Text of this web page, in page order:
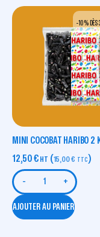
-10 % DÈS
MINI COCOBAT HARIBO 2
12,50€ HT (15,00€ TTC)
- +
AJOUTER AU PANIER